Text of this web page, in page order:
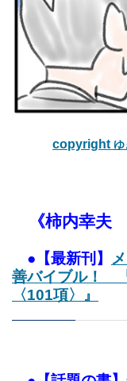
copyright
《柿内幸夫
●【最新刊】
善バイブル！
〈101項〉』